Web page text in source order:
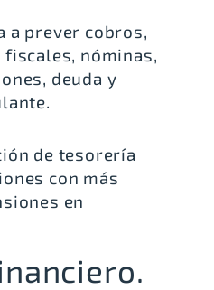
a prever cobros,
nóminas,
deuda y
de tesorería
con más
en